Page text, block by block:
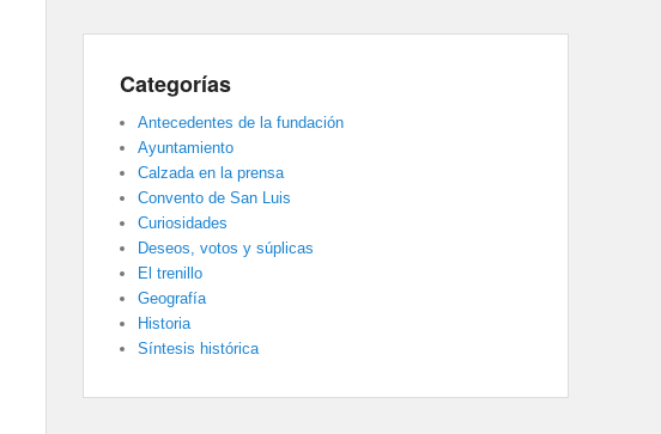
Categorías
Antecedentes de la fundación
Ayuntamiento
Calzada en la prensa
Convento de San Luis
Curiosidades
Deseos, votos y súplicas
El trenillo
Geografía
Historia
Síntesis histórica